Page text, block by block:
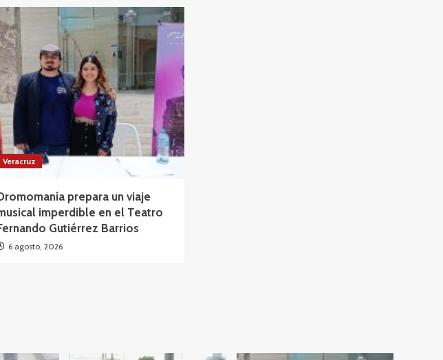
Veracruz
prepara un viaje
imperdible en el Teatro
Gutiérrez Barrios
6 agosto, 2026